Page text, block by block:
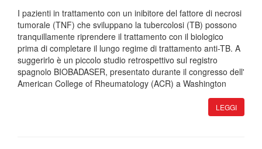
I pazienti in trattamento con un inibitore del fattore di necrosi
tumorale (TNF) che sviluppano la tubercolosi (TB) possono
tranquillamente riprendere il trattamento con il biologico
prima di completare il lungo regime di trattamento anti-TB. A
suggerirlo è un piccolo studio retrospettivo sul registro
spagnolo BIOBADASER, presentato durante il congresso dell'
American College of Rheumatology (ACR) a Washington
LEGGI